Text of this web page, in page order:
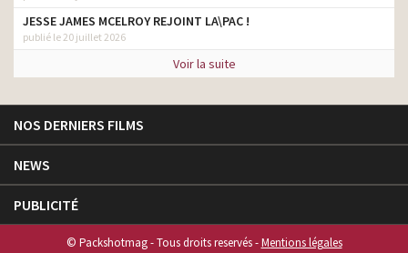
JESSE JAMES MCELROY REJOINT LA\PAC !
publié le 20 juillet 2026
Voir la suite
NOS DERNIERS FILMS
NEWS
PUBLICITÉ
© Packshotmag - Tous droits reservés -Mentions légales